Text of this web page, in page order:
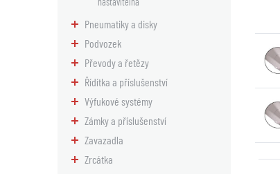
Pneumatiky a disky
Podvozek
Převody a řetězy
Řídítka a příslušenství
Výfukové systémy
Zámky a příslušenství
Zavazadla
Zrcátka